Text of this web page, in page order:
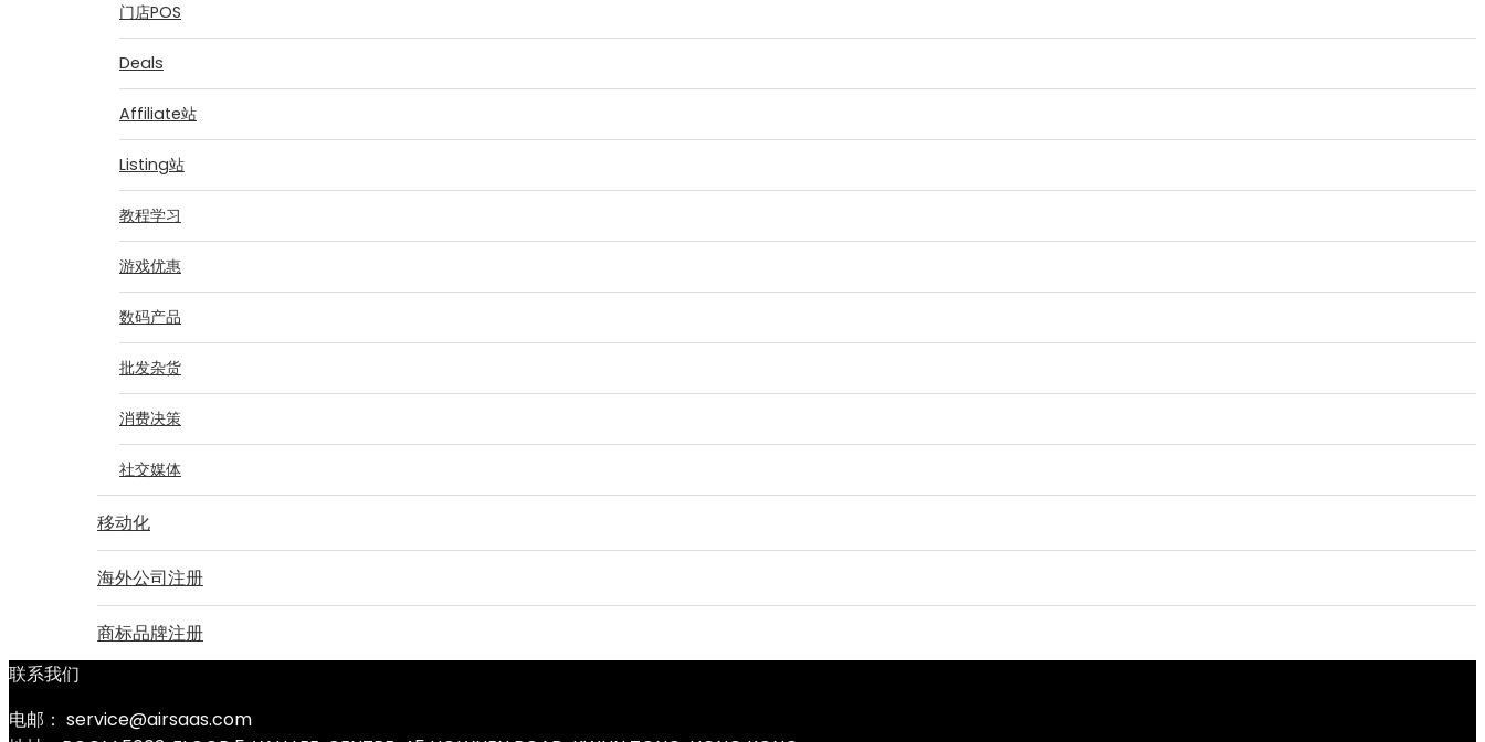
门店POS
Deals
Affiliate站
Listing站
教程学习
游戏优惠
数码产品
批发杂货
消费决策
社交媒体
移动化
海外公司注册
商标品牌注册
联系我们
电邮： service@airsaas.com